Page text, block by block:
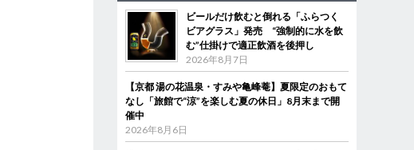
ビールだけ飲むと倒れる「ふらつく
ビアグラス」発売 “強制的に水を飲
む”仕掛けで適正飲酒を後押し
2026年8月7日
【京都 湯の花温泉・すみや亀峰菴】夏限定のおもて
なし「旅館で“涼”を楽しむ夏の休日」8月末まで開
催中
2026年8月6日